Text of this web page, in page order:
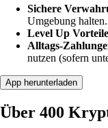
Sichere
Umgebung halten.
Level Up Vorteile
Alltags-
nutzen (sofern
App herunterladen
Über 400